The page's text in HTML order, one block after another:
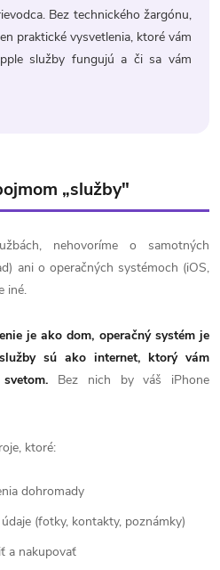
Bez technického žargónu,
praktické vysvetlenia, ktoré vám
služby fungujú a či sa vám
„služby"
nehovoríme o samotných
ani o operačných systémoch (iOS,
iné.
je ako dom, operačný systém je
sú ako internet, ktorý vám
Bez nich by váš iPhone
ktoré:
dohromady
(fotky, kontakty, poznámky)
a nakupovať